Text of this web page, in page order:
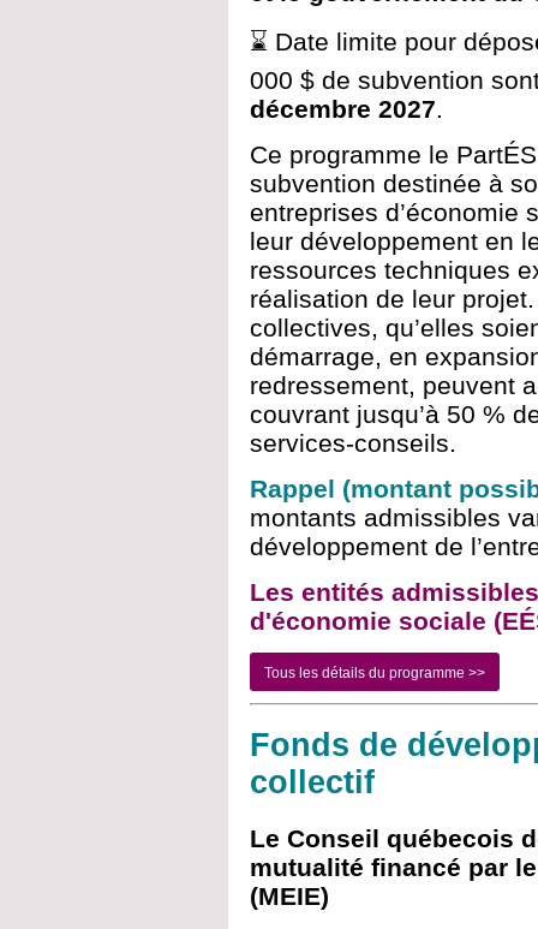
⌛ Date limite pour
000 $ de subvention
décembre 2027.
Ce programme le
subvention destinée à
entreprises d’économie
leur développement en
ressources techniques
réalisation de leur
collectives, qu’elles
démarrage, en
redressement, peuvent
couvrant jusqu’à 50 %
services-conseils.
Rappel (montant
montants admissibles
développement de
Les entités
d'économie sociale
Tous les détails du programme >>
Fonds de
collectif
Le Conseil québecois
mutualité financé par
(MEIE)